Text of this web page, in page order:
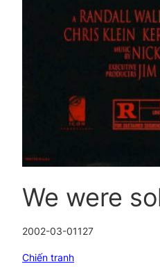
We were
2002-03-01127
Chiến tranh